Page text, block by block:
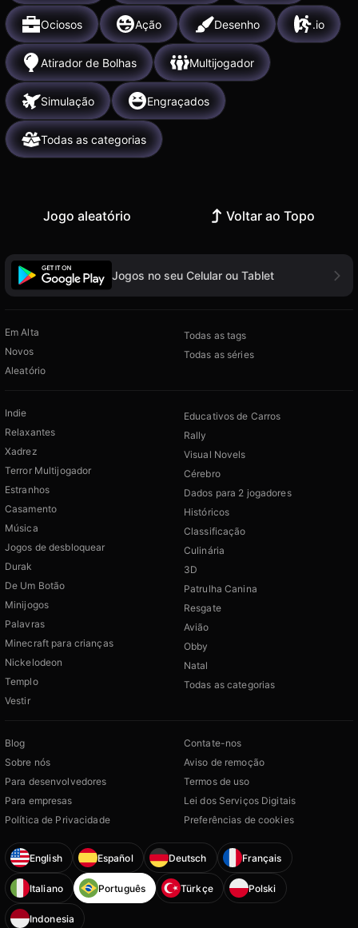
Ociosos Ação Desenho .io
Atirador de Bolhas Multijogador
Simulação Engraçados
Todas as categorias
Jogo aleatório Voltar ao Topo
Jogos no seu Celular ou Tablet
Em Alta
Novos
Aleatório
Todas as tags
Todas as séries
Indie
Relaxantes
Xadrez
Terror Multijogador
Estranhos
Casamento
Música
Jogos de desbloquear
Durak
De Um Botão
Minijogos
Palavras
Minecraft para crianças
Nickelodeon
Templo
Vestir
Educativos de Carros
Rally
Visual Novels
Cérebro
Dados para 2 jogadores
Históricos
Classificação
Culinária
3D
Patrulha Canina
Resgate
Avião
Obby
Natal
Todas as categorias
Blog
Sobre nós
Para desenvolvedores
Para empresas
Política de Privacidade
Contate-nos
Aviso de remoção
Termos de uso
Lei dos Serviços Digitais
Preferências de cookies
English Español Deutsch Français
Italiano Português Türkçe Polski
Indonesia